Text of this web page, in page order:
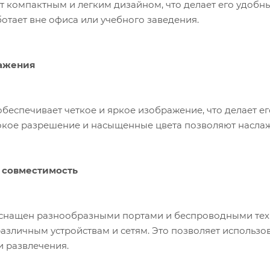
компактным и легким дизайном, что делает его
вне офиса или учебного заведения.
четкое и яркое изображение, что
разрешение и насыщенные цвета позволяют
разнообразными портами и беспроводными
устройствам и сетям. Это позволяет
развлечения.